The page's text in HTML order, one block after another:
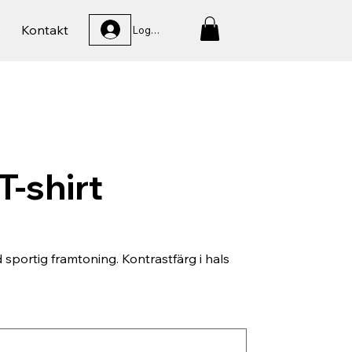
Kontakt Logga In
shirt
sportig framtoning. Kontrastfärg i hals